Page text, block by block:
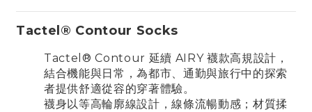
Tactel® Contour Socks
Tactel® Contour 延續 AIRY 襪款高規設計，
結合機能與日常，為都市、通勤與旅行中的探索
者提供舒適從容的穿著體驗。
襪身以等高輪廓線設計，線條流暢動感；材質揉